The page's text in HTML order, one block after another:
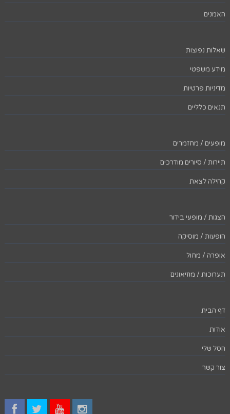
האמנים
שאלות נפוצות
מידע משפטי
מדיניות פרטיות
תנאים כלליים
מופעים / מחזמרים
תיירות / סיורים מודרכים
קהילה לצאת
הצגות / מופעי בידור
הופעות / מוסיקה
אופרה / מחול
תערוכות / מוזיאונים
דף הבית
אודות
הסל שלי
צור קשר